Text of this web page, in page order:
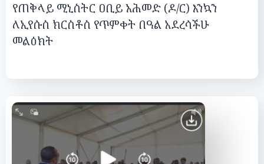
የጠቅላይ ሚኒስትር ዐቢይ አሕመድ (ዶ/ር) እንኳን
ለኢየሱስ ክርስቶስ የጥምቀት በዓል አደረሳችሁ
መልዕክት